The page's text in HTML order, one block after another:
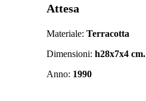
Attesa
Materiale: Terracotta
Dimensioni: h28x7x4 cm.
Anno: 1990